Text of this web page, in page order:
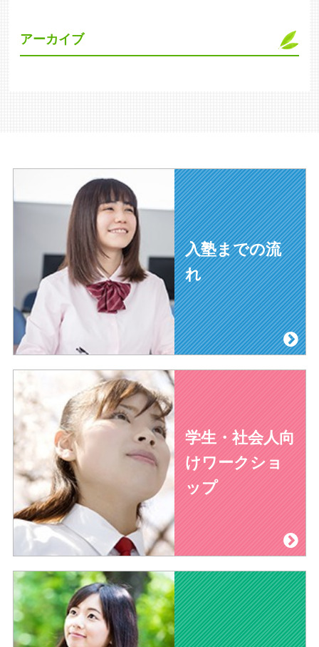
アーカイブ
入塾までの流
れ
学生・社会人向
けワークショ
ップ